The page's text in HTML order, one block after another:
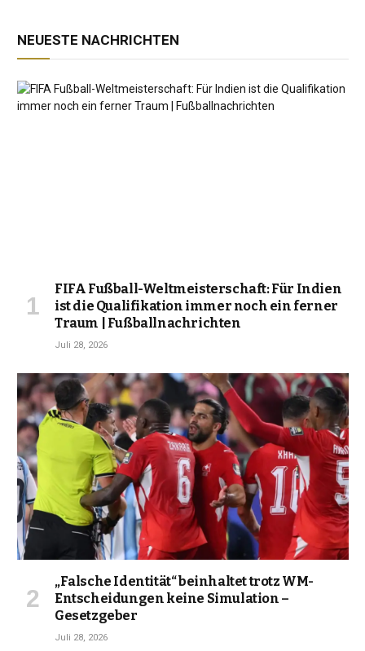
NEUESTE NACHRICHTEN
FIFA Fußball-Weltmeisterschaft: Für Indien
ist die Qualifikation immer noch ein ferner
Traum | Fußballnachrichten
Juli 28, 2026
„Falsche Identität“ beinhaltet trotz WM-
Entscheidungen keine Simulation –
Gesetzgeber
Juli 28, 2026